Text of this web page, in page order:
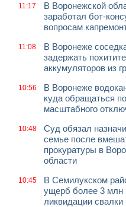
11:17
В Воронежской
заработал бот-
вопросам
11:08
В Воронеже
задержать
аккумуляторов из
10:56
В Воронеже
куда обращаться
масштабного
10:48
Суд обязал
семье после
прокуратуры в
области
10:45
В Семилукском
ущерб более 3 млн
ликвидации свалки